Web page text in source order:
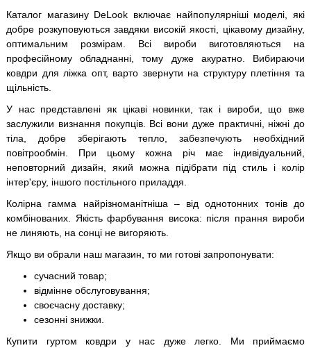
Каталог магазину DeLook включає найпопулярніші моделі, які
добре розкуповуються завдяки високій якості, цікавому дизайну,
оптимальним розмірам. Всі вироби виготовляються на
професійному обладнанні, тому дуже акуратно. Вибираючи
ковдри для ліжка опт, варто звернути на структуру плетіння та
щільність.
У нас представлені як цікаві новинки, так і вироби, що вже
заслужили визнання покупців. Всі вони дуже практичні, ніжні до
тіла, добре зберігають тепло, забезпечують необхідний
повітрообмін. При цьому кожна річ має індивідуальний,
неповторний дизайн, який можна підібрати під стиль і колір
інтер'єру, іншого постільного приладдя.
Колірна гамма найрізноманітніша – від однотонних тонів до
комбінованих. Якість фарбування висока: після прання вироби
не линяють, на сонці не вигоряють.
Якщо ви обрали наш магазин, то ми готові запропонувати:
сучасний товар;
відмінне обслуговування;
своєчасну доставку;
сезонні знижки.
Купити гуртом ковдри у нас дуже легко. Ми приймаємо